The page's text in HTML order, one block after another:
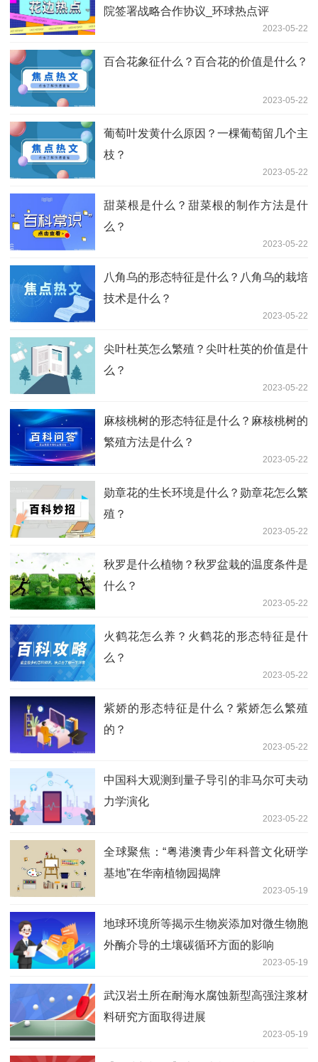
院签署战略合作协议_环球热点评
2023-05-22
百合花象征什么？百合花的价值是什么？
2023-05-22
葡萄叶发黄什么原因？一棵葡萄留几个主
枝？
2023-05-22
甜菜根是什么？甜菜根的制作方法是什
么？
2023-05-22
八角乌的形态特征是什么？八角乌的栽培
技术是什么？
2023-05-22
尖叶杜英怎么繁殖？尖叶杜英的价值是什
么？
2023-05-22
麻核桃树的形态特征是什么？麻核桃树的
繁殖方法是什么？
2023-05-22
勋章花的生长环境是什么？勋章花怎么繁
殖？
2023-05-22
秋罗是什么植物？秋罗盆栽的温度条件是
什么？
2023-05-22
火鹤花怎么养？火鹤花的形态特征是什
么？
2023-05-22
紫娇的形态特征是什么？紫娇怎么繁殖
的？
2023-05-22
中国科大观测到量子导引的非马尔可夫动
力学演化
2023-05-22
全球聚焦：“粤港澳青少年科普文化研学
基地”在华南植物园揭牌
2023-05-19
地球环境所等揭示生物炭添加对微生物胞
外酶介导的土壤碳循环方面的影响
2023-05-19
武汉岩土所在耐海水腐蚀新型高强注浆材
料研究方面取得进展
2023-05-19